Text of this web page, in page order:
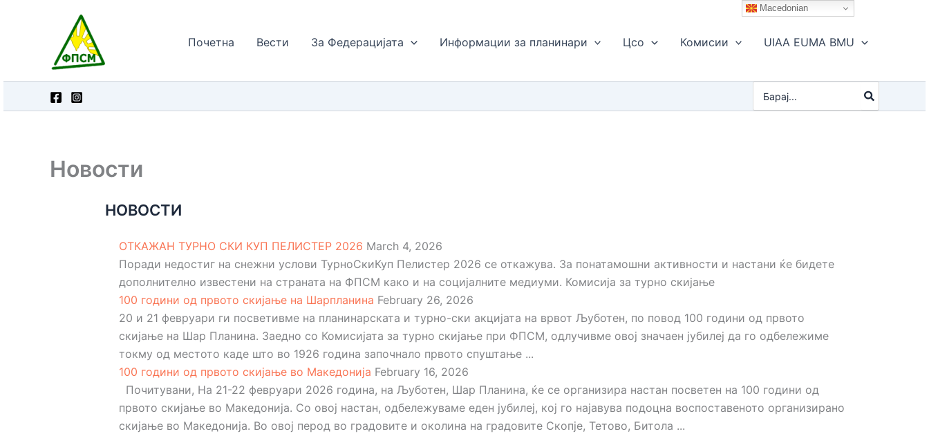
Почетна Вести За Федерацијата Информации за планинари Цсо Комисии UIAA EUMA BMU
for:
Новости
НОВОСТИ
ОТКАЖАН ТУРНО СКИ КУП ПЕЛИСТЕР 2026 March 4, 2026
Поради недостиг на снежни услови ТурноСкиКуп Пелистер 2026 се откажува. За понатамошни активности и настани ќе бидете
дополнително известени на страната на ФПСМ како и на социјалните медиуми. Комисија за турно скијање
100 години од првото скијање на Шарпланина February 26, 2026
20 и 21 февруари ги посветивме на планинарската и турно-ски акцијата на врвот Љуботен, по повод 100 години од првото
скијање на Шар Планина. Заедно со Комисијата за турно скијање при ФПСМ, одлучивме овој значаен јубилеј да го одбележиме
токму од местото каде што во 1926 година започнало првото спуштање ...
100 години од првото скијање во Македонија February 16, 2026
Почитувани, На 21-22 февруари 2026 година, на Љуботен, Шар Планина, ќе се организира настан посветен на 100 години од
првото скијање во Македонија. Со овој настан, одбележуваме еден јубилеј, кој го најавува подоцна воспоставеното организирано
скијање во Македонија. Во овој перод во градовите и околина на градовите Скопје, Тетово, Битола ...
Macedonian